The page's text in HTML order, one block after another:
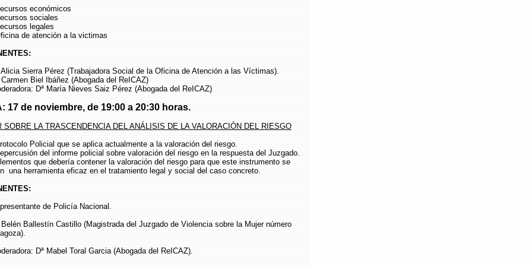
económicos
sociales
legales
de atención a la victimas
Sierra Pérez (Trabajadora Social de la Oficina de Atención a las Víctimas).
Biel Ibáñez (Abogada del ReICAZ)
Dª María Nieves Saiz Pérez (Abogada del ReICAZ)
noviembre, de 19:00 a 20:30 horas.
SOBRE LA TRASCENDENCIA DEL ANÁLISIS DE LA VALORACIÓN DEL RIESGO
Policial que se aplica actualmente a la valoración del riesgo.
del informe policial sobre valoración del riesgo en la respuesta del Juzgado.
que debería contener la valoración del riesgo para que este instrumento se
una herramienta eficaz en el tratamiento legal y social del caso concreto.
de Policía Nacional.
Ballestín Castillo (Magistrada del Juzgado de Violencia sobre la Mujer número
Dª Mabel Toral Garcia (Abogada del ReICAZ).